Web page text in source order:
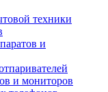
техники
и
и мониторов